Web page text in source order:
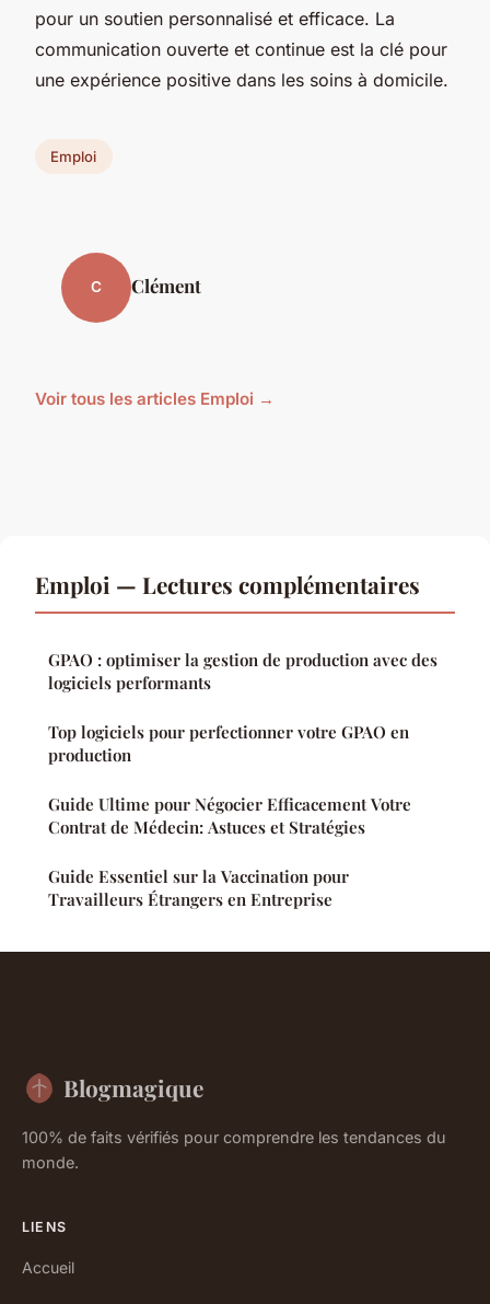
pour un soutien personnalisé et efficace. La
communication ouverte et continue est la clé pour
une expérience positive dans les soins à domicile.
Emploi
C Clément
Voir tous les articles Emploi →
Emploi — Lectures complémentaires
GPAO : optimiser la gestion de production avec des
logiciels performants
Top logiciels pour perfectionner votre GPAO en
production
Guide Ultime pour Négocier Efficacement Votre
Contrat de Médecin: Astuces et Stratégies
Guide Essentiel sur la Vaccination pour
Travailleurs Étrangers en Entreprise
Blogmagique
100% de faits vérifiés pour comprendre les tendances du
monde.
LIENS
Accueil